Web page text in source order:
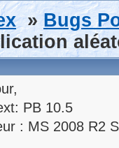
»Bugs
PB 10.5
: MS 2008 R2